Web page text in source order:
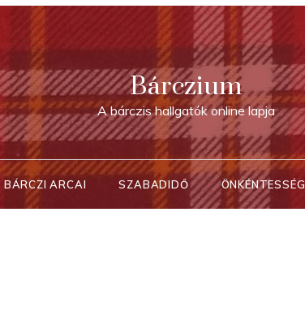
Bárczium
A bárczis hallgatók online lapja
BÁRCZI ARCAI SZABADIDŐ ÖNKÉNTESSÉG